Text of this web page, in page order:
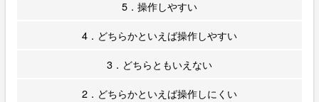
5．操作しやすい
4．どちらかといえば操作しやすい
3．どちらともいえない
2．どちらかといえば操作しにくい